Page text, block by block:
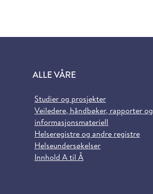
ALLE VÅRE
Studier og prosjekter
Veiledere, håndbøker, rapporter og
informasjonsmateriell
Helseregistre og andre registre
Helseundersøkelser
Innhold A til Å